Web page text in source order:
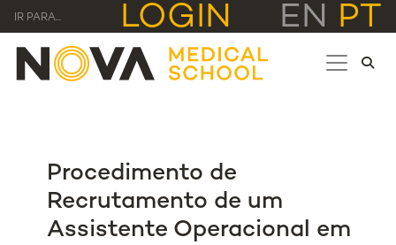
IR PARA... LOGIN EN PT
Procedimento de
Recrutamento de um
Assistente Operacional em